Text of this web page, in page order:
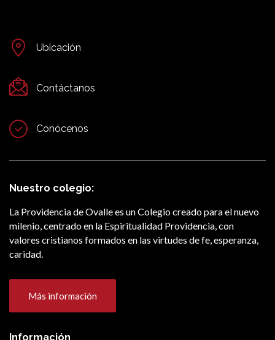
Ubicación
Contáctanos
Conócenos
Nuestro colegio:
La Providencia de Ovalle es un Colegio creado para el nuevo
milenio, centrado en la Espiritualidad Providencia, con
valores cristianos formados en las virtudes de fe, esperanza,
caridad.
Más información
Información